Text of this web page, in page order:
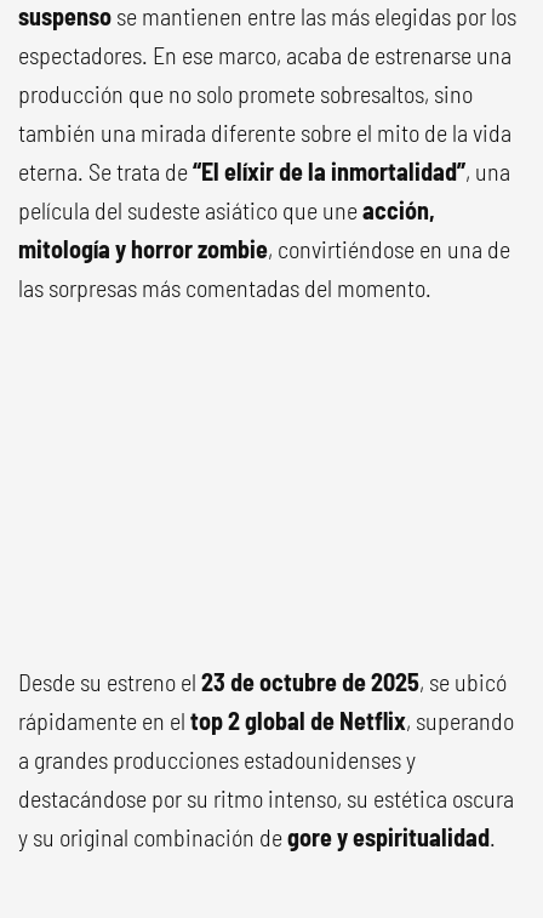
suspenso se mantienen entre las más elegidas por los
espectadores. En ese marco, acaba de estrenarse una
producción que no solo promete sobresaltos, sino
también una mirada diferente sobre el mito de la vida
eterna. Se trata de“El elíxir de la inmortalidad”, una
película del sudeste asiático que uneacción,
mitología y horror zombie, convirtiéndose en una de
las sorpresas más comentadas del momento.
Desde su estreno el 23 de octubre de 2025, se ubicó
rápidamente en el top 2 global de Netflix, superando
a grandes producciones estadounidenses y
destacándose por su ritmo intenso, su estética oscura
y su original combinación degore y espiritualidad.